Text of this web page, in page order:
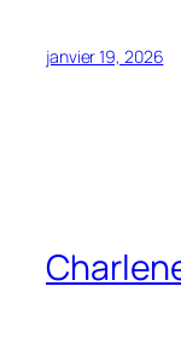
janvier 19, 2026